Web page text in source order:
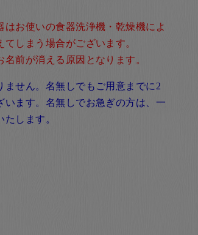
お使いの食器洗浄機・乾燥機によ
しまう場合がございます。
前が消える原因となります。
せん。名無しでもご用意までに2
ます。名無しでお急ぎの方は、一
します。